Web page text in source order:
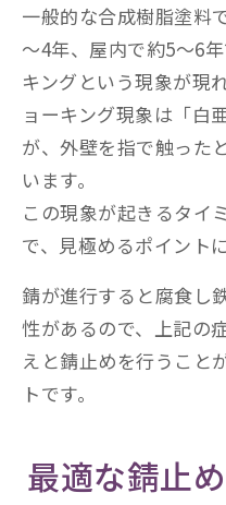
一般的な合成樹脂塗料
～4年、屋内で約5～6
キングという現象が現
ョーキング現象は「白
が、外壁を指で触った
います。
この現象が起きるタイ
で、見極めるポイント
錆が進行すると腐食し
性があるので、上記の
えと錆止めを行うこと
トです。
最適な錆止